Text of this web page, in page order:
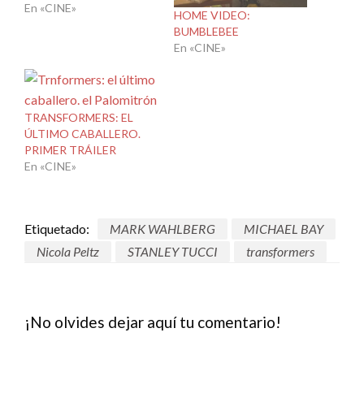
En «CINE»
HOME VIDEO:
BUMBLEBEE
En «CINE»
TRANSFORMERS: EL
ÚLTIMO CABALLERO.
PRIMER TRÁILER
En «CINE»
Etiquetado: MARK WAHLBERG
MICHAEL BAY
Nicola Peltz
STANLEY TUCCI transformers
¡No olvides dejar aquí tu comentario!